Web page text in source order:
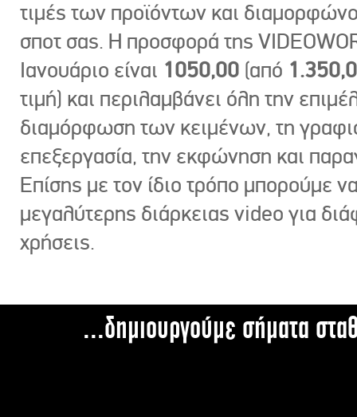
τιμές των προϊόντων και
σποτ σας. Η προσφορά της
Ιανουάριο είναι 1050,00 (από
τιμή) και περιλαμβάνει όλη την
διαμόρφωση των κειμένων, τη
επεξεργασία, την εκφώνηση και
Επίσης με τον ίδιο τρόπο μπορούμε
μεγαλύτερης διάρκειας video για
χρήσεις.
...δημιουργούμε σήματα